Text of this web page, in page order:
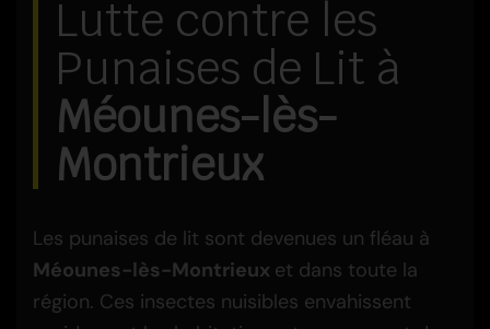
Lutte contre les
Punaises de Lit à
Méounes-lès-
Montrieux
Les punaises de lit sont devenues un fléau à
Méounes-lès-Montrieux et dans toute la
région. Ces insectes nuisibles envahissent